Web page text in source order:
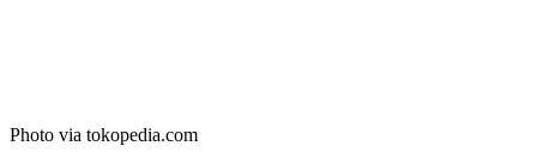
Photo via tokopedia.com